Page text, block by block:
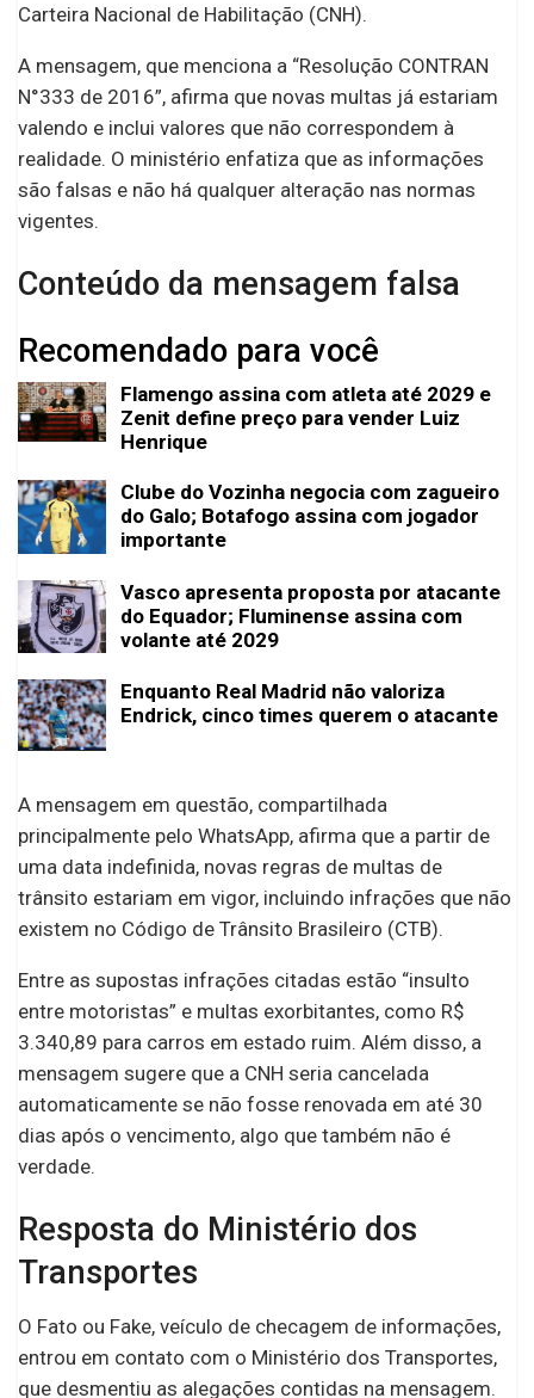
Carteira Nacional de Habilitação (CNH).
A mensagem, que menciona a “Resolução CONTRAN
N°333 de 2016”, afirma que novas multas já estariam
valendo e inclui valores que não correspondem à
realidade. O ministério enfatiza que as informações
são falsas e não há qualquer alteração nas normas
vigentes.
Conteúdo da mensagem falsa
Recomendado para você
Flamengo assina com atleta até 2029 e
Zenit define preço para vender Luiz
Henrique
Clube do Vozinha negocia com zagueiro
do Galo; Botafogo assina com jogador
importante
Vasco apresenta proposta por atacante
do Equador; Fluminense assina com
volante até 2029
Enquanto Real Madrid não valoriza
Endrick, cinco times querem o atacante
A mensagem em questão, compartilhada
principalmente pelo WhatsApp, afirma que a partir de
uma data indefinida, novas regras de multas de
trânsito estariam em vigor, incluindo infrações que não
existem no Código de Trânsito Brasileiro (CTB).
Entre as supostas infrações citadas estão “insulto
entre motoristas” e multas exorbitantes, como R$
3.340,89 para carros em estado ruim. Além disso, a
mensagem sugere que a CNH seria cancelada
automaticamente se não fosse renovada em até 30
dias após o vencimento, algo que também não é
verdade.
Resposta do Ministério dos
Transportes
O Fato ou Fake, veículo de checagem de informações,
entrou em contato com o Ministério dos Transportes,
que desmentiu as alegações contidas na mensagem.